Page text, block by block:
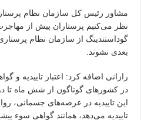
مشاور رئیس کل سازمان نظام
نظر می‌کنیم پرستاران پیش از
گوداستندینگ از سازمان نظام
بعدی نشوند.
رازانی اضافه کرد: اعتبار تاییدیه و
در کشورهای گوناگون از شش ماه تا
این تاییدیه در عرصه‌های جسمانی،
تاییدیه می‌دهد، همانند گواهی سوء